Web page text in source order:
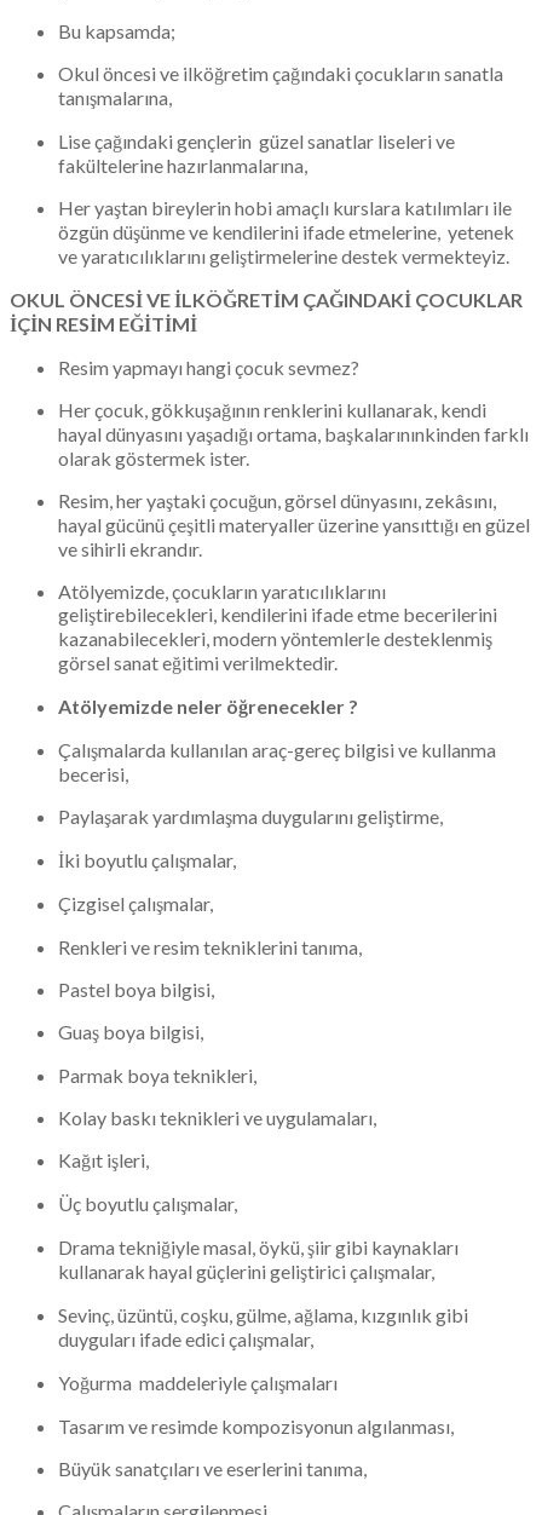
Bu kapsamda;
Okul öncesi ve ilköğretim çağındaki çocukların sanatla
tanışmalarına,
Lise çağındaki gençlerin güzel sanatlar liseleri ve
fakültelerine hazırlanmalarına,
Her yaştan bireylerin hobi amaçlı kurslara katılımları ile
özgün düşünme ve kendilerini ifade etmelerine, yetenek
ve yaratıcılıklarını geliştirmelerine destek vermekteyiz.
OKUL ÖNCESİ VE İLKÖĞRETİM ÇAĞINDAKİ ÇOCUKLAR
İÇİN RESİM EĞİTİMİ
Resim yapmayı hangi çocuk sevmez?
Her çocuk, gökkuşağının renklerini kullanarak, kendi
hayal dünyasını yaşadığı ortama, başkalarınınkinden farklı
olarak göstermek ister.
Resim, her yaştaki çocuğun, görsel dünyasını, zekâsını,
hayal gücünü çeşitli materyaller üzerine yansıttığı en güzel
ve sihirli ekrandır.
Atölyemizde, çocukların yaratıcılıklarını
geliştirebilecekleri, kendilerini ifade etme becerilerini
kazanabilecekleri, modern yöntemlerle desteklenmiş
görsel sanat eğitimi verilmektedir.
Atölyemizde neler öğrenecekler ?
Çalışmalarda kullanılan araç-gereç bilgisi ve kullanma
becerisi,
Paylaşarak yardımlaşma duygularını geliştirme,
İki boyutlu çalışmalar,
Çizgisel çalışmalar,
Renkleri ve resim tekniklerini tanıma,
Pastel boya bilgisi,
Guaş boya bilgisi,
Parmak boya teknikleri,
Kolay baskı teknikleri ve uygulamaları,
Kağıt işleri,
Üç boyutlu çalışmalar,
Drama tekniğiyle masal, öykü, şiir gibi kaynakları
kullanarak hayal güçlerini geliştirici çalışmalar,
Sevinç, üzüntü, coşku, gülme, ağlama, kızgınlık gibi
duyguları ifade edici çalışmalar,
Yoğurma maddeleriyle çalışmaları
Tasarım ve resimde kompozisyonun algılanması,
Büyük sanatçıları ve eserlerini tanıma,